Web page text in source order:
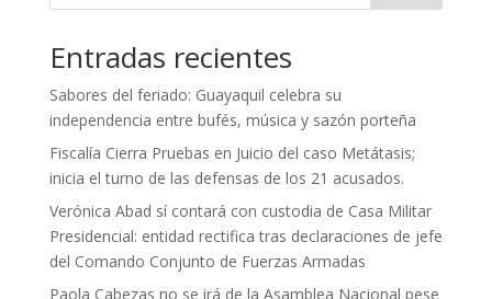
Entradas recientes
Sabores del feriado: Guayaquil celebra su
independencia entre bufés, música y sazón porteña
Fiscalía Cierra Pruebas en Juicio del caso Metátasis;
inicia el turno de las defensas de los 21 acusados.
Verónica Abad sí contará con custodia de Casa Militar
Presidencial: entidad rectifica tras declaraciones de jefe
del Comando Conjunto de Fuerzas Armadas
Paola Cabezas no se irá de la Asamblea Nacional pese